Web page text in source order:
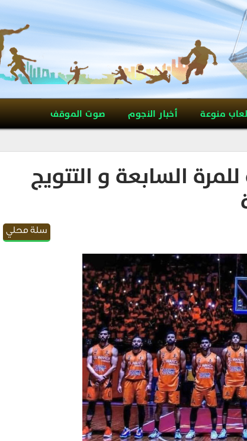
منوعة أخبار النجوم صوت الموقف
السابعة و التتويج
سلة محلي